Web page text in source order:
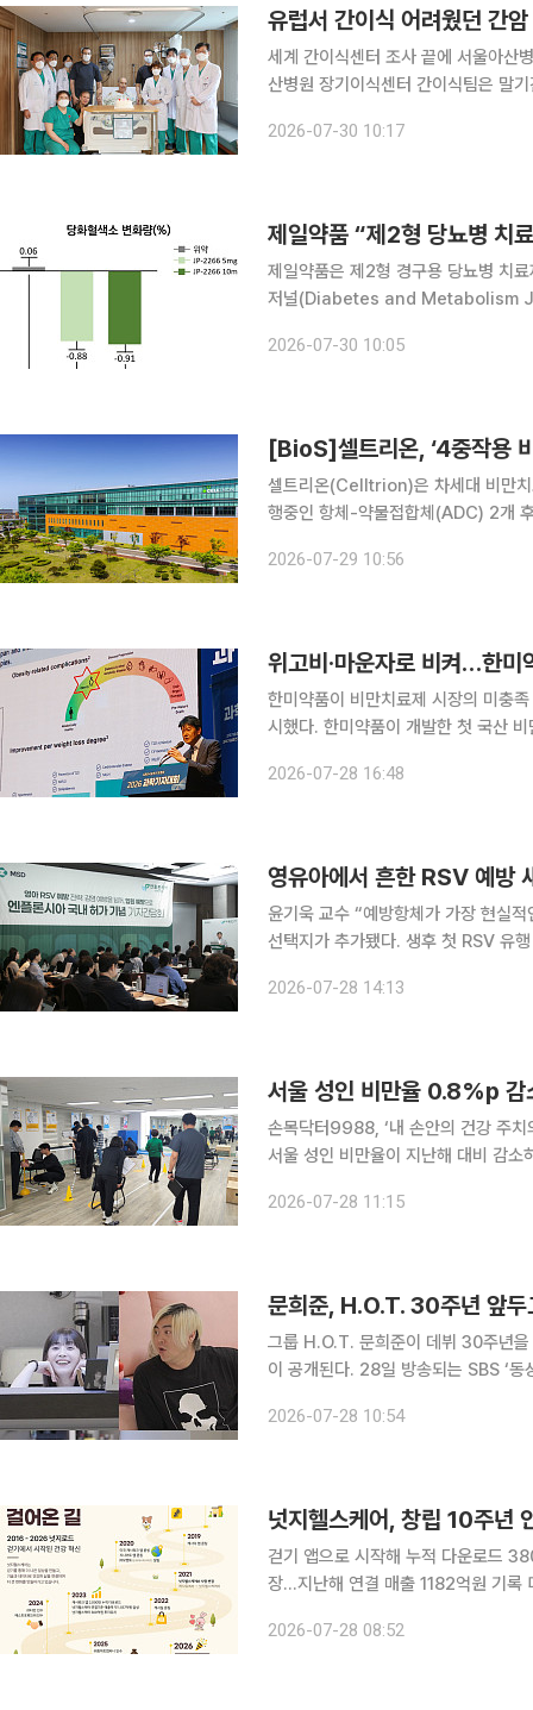
유럽서 간이식 어려웠던 간
세계 간이식센터 조사 끝에 서울아산병
산병원 장기이식센터 간이식팀은 말
여자인 두 아들과 수혜자인 모하메드
2026-07-30 10:17
제일약품 “제2형 당뇨병 치
제일약품은 제2형 경구용 당뇨병 치료제
저널(Diabetes and Metabolism
포도당 재흡수를 억제하는
2026-07-30 10:05
[BioS]셀트리온, ‘4중작용
셀트리온(Celltrion)은 차세대 비만치
행중인 항체-약물접합체(ADC) 2개
회에서 오픈됐다. 가장 먼
2026-07-29 10:56
위고비·마운자로 비켜…한
한미약품이 비만치료제 시장의 미충
시했다. 한미약품이 개발한 첫 국산 비
기자대회에 참석해 ‘비만치료제 신약
2026-07-28 16:48
영유아에서 흔한 RSV 예방
윤기욱 교수 “예방항체가 가장 현실적인 예방 전략” 호흡기세포융합바
선택지가 추가됐다. 생후 첫 RSV 유
2026-07-28 14:13
서울 성인 비만율 0.8%p
손목닥터9988, ‘내 손안의 건강 주
서울 성인 비만율이 지난해 대비 감
비만율이 30.2%로 2024년(31.0%)
2026-07-28 11:15
문희준, H.O.T. 30주년 앞
그룹 H.O.T. 문희준이 데뷔 30주년
이 공개된다. 28일 방송되는 SBS ‘동상이몽 시즌2-너는 내 운명’에서는 H.O.T. 데뷔 30주년을 준
라 데뷔 초를 연상시키는 단발머리로
2026-07-28 10:54
걷기 앱으로 시작해 누적 다운로드
장…지난해 연결 매출 1182억원 기록 디지털 헬스케어 기업 넛지헬스케어가 창립 10주년을 맞아 걷
2026-07-28 08:52